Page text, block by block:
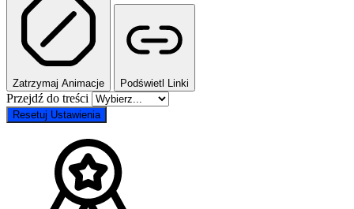
Zatrzymaj Animacje Podświetl Linki
Przejdź do treści
Resetuj Ustawienia